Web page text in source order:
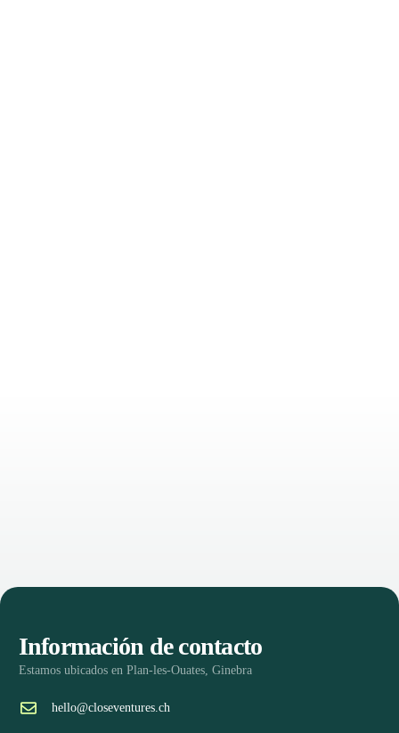
Información de contacto
Estamos ubicados en Plan-les-Ouates, Ginebra
hello@closeventures.ch